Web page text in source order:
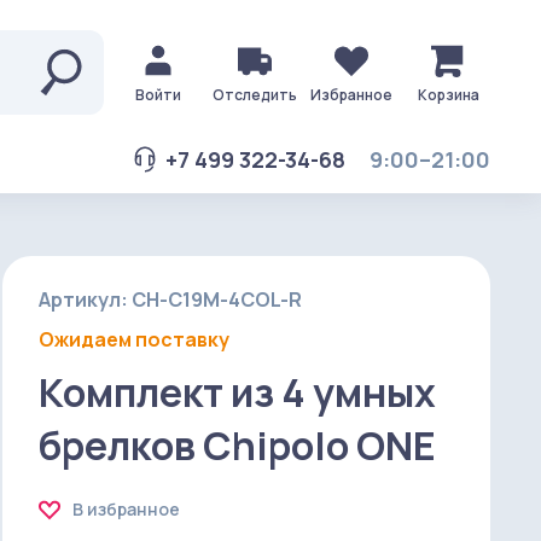
Войти Отследить Избранное Корзина
+7 499 322-34-68 9:00–21:00
В избранное
Артикул: CH-C19M-4COL-R
Комплект из 4 умных
брелков Chipolo ONE
Ожидаем поставку